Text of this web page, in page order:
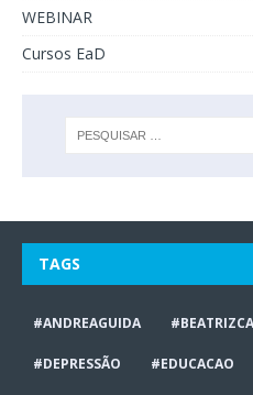
WEBINAR
Cursos EaD
TAGS
#ANDREAGUIDA
#DEPRESSÃO #EDUCACAO